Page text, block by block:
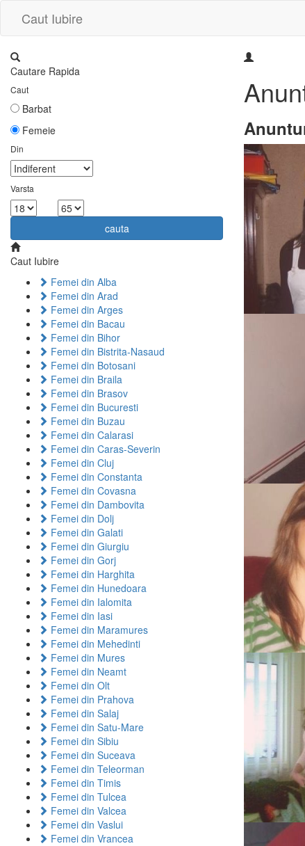
Caut Iubire
Cautare Rapida
Caut
Barbat
Femeie
Din
Varsta
cauta
Caut Iubire
Femei din Alba
Femei din Arad
Femei din Arges
Femei din Bacau
Femei din Bihor
Femei din Bistrita-Nasaud
Femei din Botosani
Femei din Braila
Femei din Brasov
Femei din Bucuresti
Femei din Buzau
Femei din Calarasi
Femei din Caras-Severin
Femei din Cluj
Femei din Constanta
Femei din Covasna
Femei din Dambovita
Femei din Dolj
Femei din Galati
Femei din Giurgiu
Femei din Gorj
Femei din Harghita
Femei din Hunedoara
Femei din Ialomita
Femei din Iasi
Femei din Maramures
Femei din Mehedinti
Femei din Mures
Femei din Neamt
Femei din Olt
Femei din Prahova
Femei din Salaj
Femei din Satu-Mare
Femei din Sibiu
Femei din Suceava
Femei din Teleorman
Femei din Timis
Femei din Tulcea
Femei din Valcea
Femei din Vaslui
Femei din Vrancea